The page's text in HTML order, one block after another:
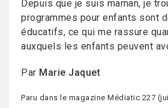
Depuis que je suis maman, je
programmes pour enfants sont
éducatifs, ce qui me rassure
auxquels les enfants peuvent
Par Marie Jaquet
Paru dans le magazine Médiatic 227